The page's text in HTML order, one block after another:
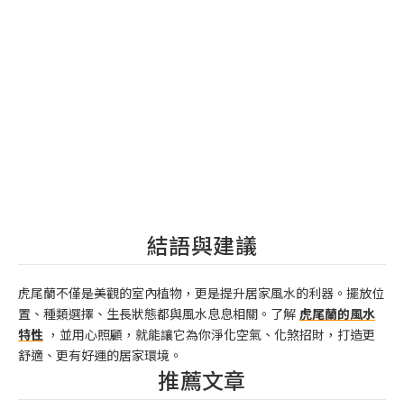
結語與建議
虎尾蘭不僅是美觀的室內植物，更是提升居家風水的利器。擺放位
置、種類選擇、生長狀態都與風水息息相關。了解 虎尾蘭的風水
特性 ，並用心照顧，就能讓它為你淨化空氣、化煞招財，打造更
舒適、更有好運的居家環境。
推薦文章